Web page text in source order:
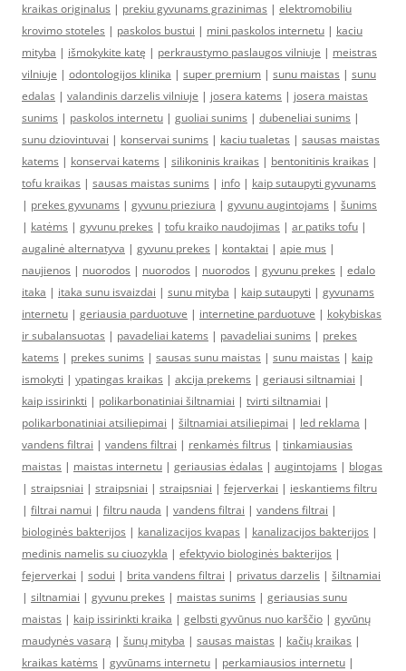
kraikas originalus | prekiu gyvunams grazinimas | elektromobiliu
krovimo stoteles | paskolos bustui | mini paskolos internetu | kaciu
mityba | išmokykite katę | perkraustymo paslaugos vilniuje | meistras
vilniuje | odontologijos klinika | super premium | sunu maistas | sunu
edalas | valandinis darzelis vilniuje | josera katems | josera maistas
sunims | paskolos internetu | guoliai sunims | dubeneliai sunims |
sunu dziovintuvai | konservai sunims | kaciu tualetas | sausas maistas
katems | konservai katems | silikoninis kraikas | bentonitinis kraikas |
tofu kraikas | sausas maistas sunims | info | kaip sutaupyti gyvunams
| prekes gyvunams | gyvunu prieziura | gyvunu augintojams | šunims
| katėms | gyvunu prekes | tofu kraiko naudojimas | ar patiks tofu |
augalinė alternatyva | gyvunu prekes | kontaktai | apie mus |
naujienos | nuorodos | nuorodos | nuorodos | gyvunu prekes | edalo
itaka | itaka sunu isvaizdai | sunu mityba | kaip sutaupyti | gyvunams
internetu | geriausia parduotuve | internetine parduotuve | kokybiskas
ir subalansuotas | pavadeliai katems | pavadeliai sunims | prekes
katems | prekes sunims | sausas sunu maistas | sunu maistas | kaip
ismokyti | ypatingas kraikas | akcija prekems | geriausi siltnamiai |
kaip issirinkti | polikarbonatiniai šiltnamiai | tvirti siltnamiai |
polikarbonatiniai atsiliepimai | šiltnamiai atsiliepimai | led reklama |
vandens filtrai | vandens filtrai | renkamės filtrus | tinkamiausias
maistas | maistas internetu | geriausias ėdalas | augintojams | blogas
| straipsniai | straipsniai | straipsniai | fejerverkai | ieskantiems filtru
| filtrai namui | filtru nauda | vandens filtrai | vandens filtrai |
biologinės bakterijos | kanalizacijos kvapas | kanalizacijos bakterijos |
medinis namelis su ciuozykla | efektyvio biologinės bakterijos |
fejerverkai | sodui | brita vandens filtrai | privatus darzelis | šiltnamiai
| siltnamiai | gyvunu prekes | maistas sunims | geriausias sunu
maistas | kaip issirinkti kraika | gelbsti gyvūnus nuo karščio | gyvūnų
maudynės vasarą | šunų mityba | sausas maistas | kačių kraikas |
kraikas katėms | gyvūnams internetu | perkamiausios internetu |